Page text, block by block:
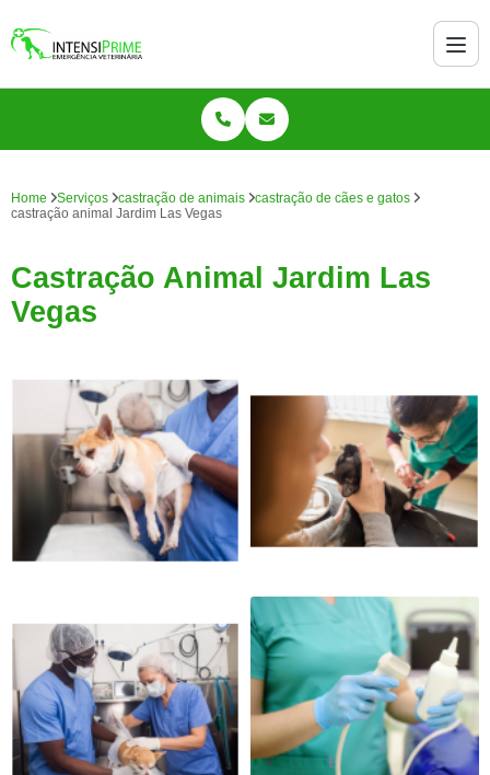
Home Serviços castração de animais
castração de cães e gatos
castração animal Jardim Las Vegas
Castração Animal Jardim Las
Vegas